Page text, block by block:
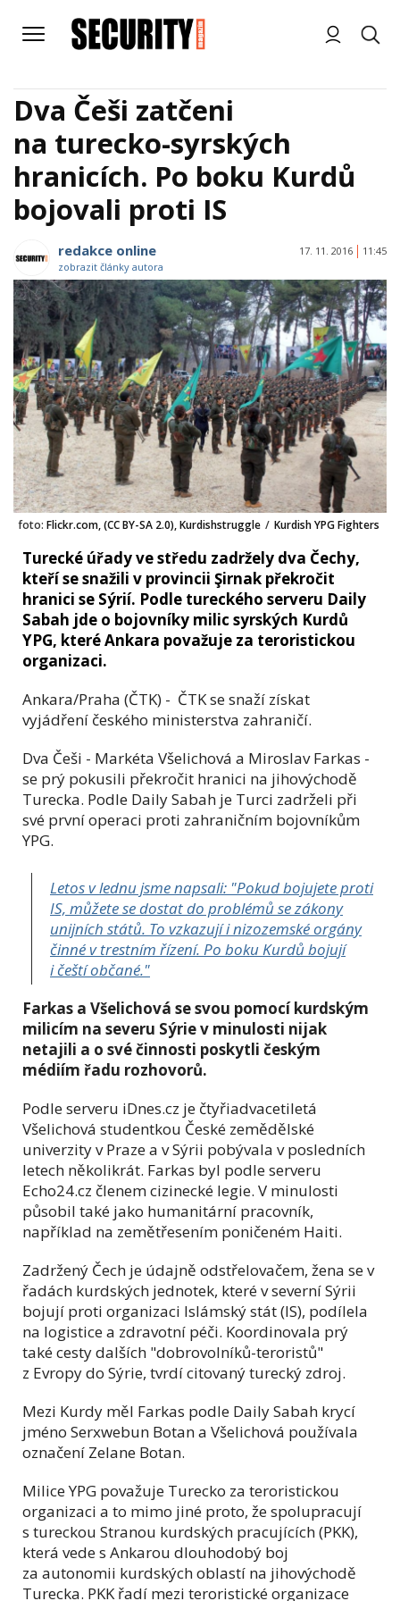
Dva Češi zatčeni
na turecko-syrských
hranicích. Po boku Kurdů
bojovali proti IS
redakce online
zobrazit články autora
17. 11. 2016 11:45
foto: Flickr.com, (CC BY-SA 2.0), Kurdishstruggle / Kurdish YPG Fighters
Turecké úřady ve středu zadržely dva Čechy,
kteří se snažili v provincii Şirnak překročit
hranici se Sýrií. Podle tureckého serveru Daily
Sabah jde o bojovníky milic syrských Kurdů
YPG, které Ankara považuje za teroristickou
organizaci.
Ankara/Praha (ČTK) - ČTK se snaží získat
vyjádření českého ministerstva zahraničí.
Dva Češi - Markéta Všelichová a Miroslav Farkas -
se prý pokusili překročit hranici na jihovýchodě
Turecka. Podle Daily Sabah je Turci zadrželi při
své první operaci proti zahraničním bojovníkům
YPG.
Letos v lednu jsme napsali: "Pokud bojujete proti
IS, můžete se dostat do problémů se zákony
unijních států. To vzkazují i nizozemské orgány
činné v trestním řízení. Po boku Kurdů bojují
i čeští občané."
Farkas a Všelichová se svou pomocí kurdským
milicím na severu Sýrie v minulosti nijak
netajili a o své činnosti poskytli českým
médiím řadu rozhovorů.
Podle serveru iDnes.cz je čtyřiadvacetiletá
Všelichová studentkou České zemědělské
univerzity v Praze a v Sýrii pobývala v posledních
letech několikrát. Farkas byl podle serveru
Echo24.cz členem cizinecké legie. V minulosti
působil také jako humanitární pracovník,
například na zemětřesením poničeném Haiti.
Zadržený Čech je údajně odstřelovačem, žena se v
řadách kurdských jednotek, které v severní Sýrii
bojují proti organizaci Islámský stát (IS), podílela
na logistice a zdravotní péči. Koordinovala prý
také cesty dalších "dobrovolníků-teroristů"
z Evropy do Sýrie, tvrdí citovaný turecký zdroj.
Mezi Kurdy měl Farkas podle Daily Sabah krycí
jméno Serxwebun Botan a Všelichová používala
označení Zelane Botan.
Milice YPG považuje Turecko za teroristickou
organizaci a to mimo jiné proto, že spolupracují
s tureckou Stranou kurdských pracujících (PKK),
která vede s Ankarou dlouhodobý boj
za autonomii kurdských oblastí na jihovýchodě
Turecka. PKK řadí mezi teroristické organizace